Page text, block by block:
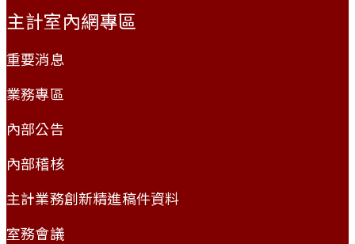
主計室內網專區
重要消息
業務專區
內部公告
內部稽核
主計業務創新精進稿件資料
室務會議